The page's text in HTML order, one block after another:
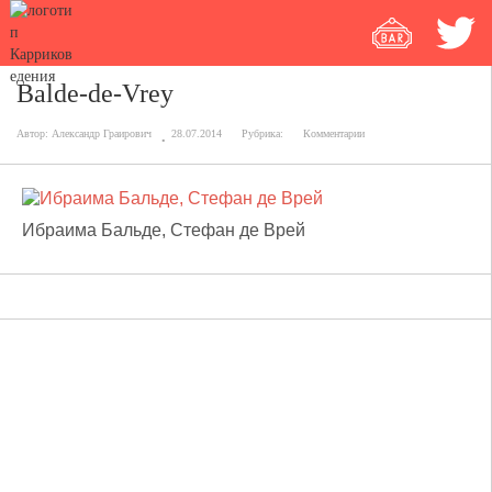
Balde-de-Vrey
Автор: Александр Граирович 28.07.2014 Рубрика: Комментарии
Ибраима Бальде, Стефан де Врей